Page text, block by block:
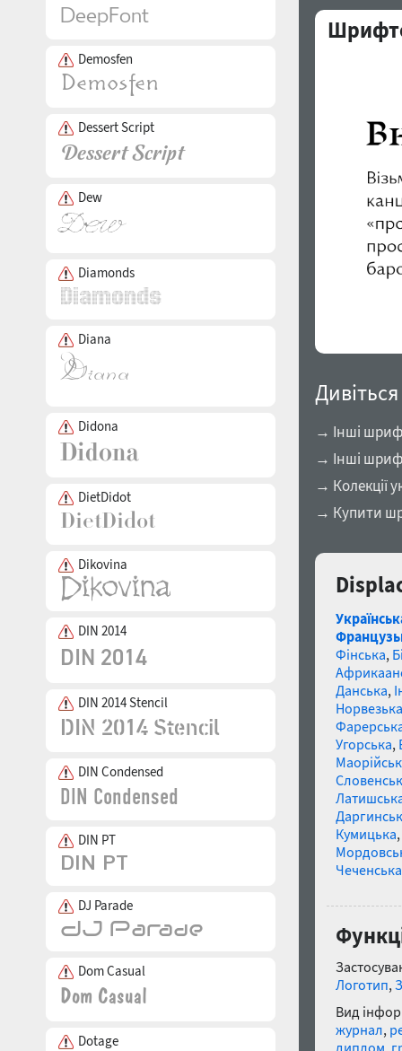
Demosfen
Dessert Script
Dew
Diamonds
Diana
Didona
DietDidot
Dikovina
DIN 2014
DIN 2014 Stencil
DIN Condensed
DIN PT
DJ Parade
Dom Casual
Dotage
→ Інші
→ Інші
→ Колекції
→ Купити
Фінська,
Данська,
Норвезька
Угорська,
Кумицька,
Чеченська
Логотип,
Вид
журнал,